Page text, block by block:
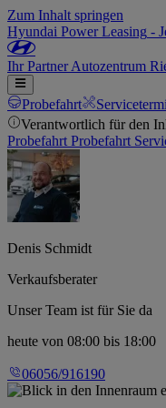
Zum Inhalt springen
Hyundai Power Leasing -
IhrPartnerAutozentrum
Probefahrt
Verantwortlich für den
Probefahrt Probefahrt
Denis Schmidt
Verkaufsberater
Unser Team ist für Sie da
heute von 08:00 bis 18:00
06056/916190